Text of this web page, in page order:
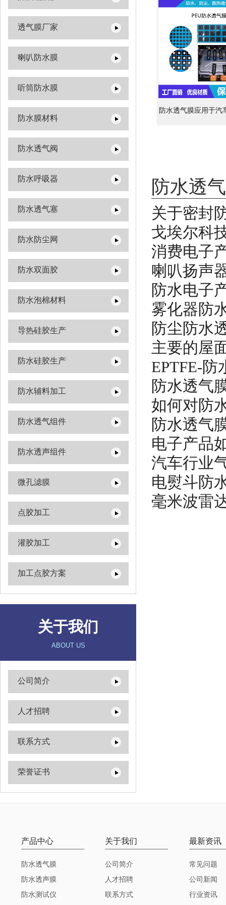
透气膜厂家
喇叭防水膜
听筒防水膜
防水膜材料
防水透气阀
防水呼吸器
防水透气塞
防水防尘网
防水双面胶
防水泡棉材料
导热硅胶生产
防水硅胶生产
防水辅料加工
防水透气组件
防水透声组件
微孔滤膜
点胶加工
灌胶加工
加工点胶方案
关于我们
ABOUT US
公司简介
人才招聘
联系方式
荣誉证书
防水透气膜应用于汽
防水透
关于密封
戈埃尔科
消费电子
喇叭扬声
防水电子
雾化器防
防尘防水
主要的屋
EPTFE-防
防水透气
如何对防
防水透气
电子产品
汽车行业
电熨斗防
毫米波雷
产品中心
防水透气膜
防水透声膜
防水测试仪
关于我们
公司简介
人才招聘
联系方式
最新资讯
常见问题
公司新闻
行业资讯